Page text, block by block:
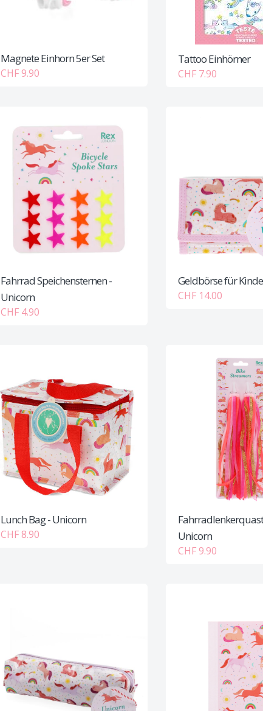
Magnete Einhorn 5er Set
CHF 9.90
Tattoo Einhörner
CHF 7.90
Fahrrad Speichensternen -
Unicorn
CHF 4.90
Geldbörse für
CHF 14.00
Lunch Bag - Unicorn
CHF 8.90
Unicorn
CHF 9.90